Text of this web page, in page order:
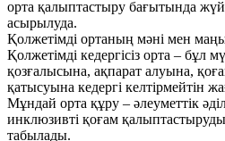
орта қалыптастыру бағытында
асырылуда.
Қолжетімді ортаның мәні мен
Қолжетімді кедергісіз орта – бұл
қозғалысына, ақпарат алуына,
қатысуына кедергі келтірмейтін
Мұндай орта құру – әлеуметтік
инклюзивті қоғам
табылады.